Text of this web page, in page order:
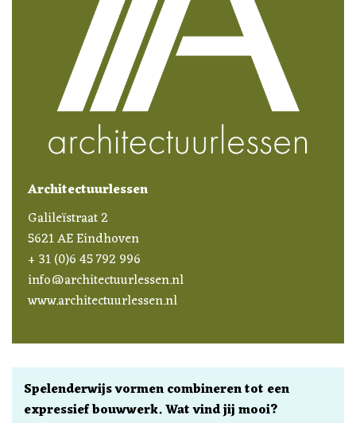
Architectuurlessen
Galileïstraat 2
5621 AE Eindhoven
+ 31 (0)6 45 792 996
info@architectuurlessen.nl
www.architectuurlessen.nl
Spelenderwijs vormen combineren tot een
expressief bouwwerk. Wat vind jij mooi?